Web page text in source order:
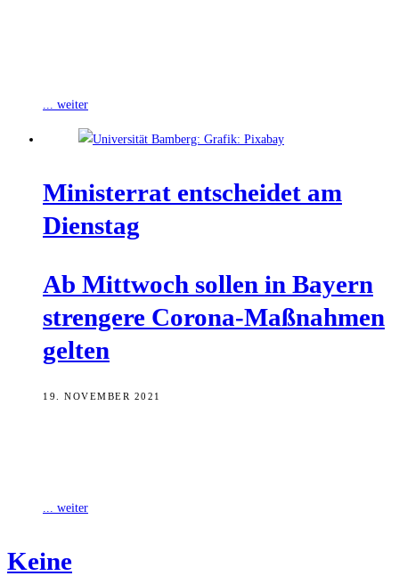
... weiter
Minis­ter­rat ent­schei­det am
Dienstag
Ab Mitt­woch sol­len in Bay­ern
stren­ge­re Coro­na-Maß­nah­men
gelten
19. NOVEMBER 2021
... weiter
Kei­ne